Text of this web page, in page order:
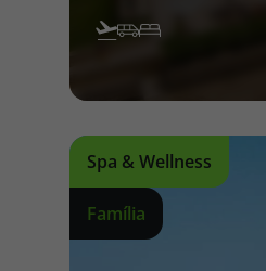
Spa & Wellness
Família